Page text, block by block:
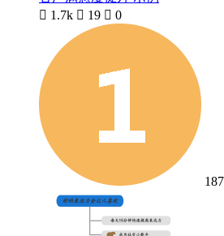
 1.7k  19  0